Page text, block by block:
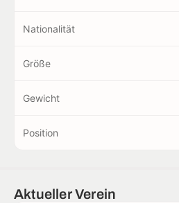
Nationalität
Größe
Gewicht
Position
Aktueller Verein